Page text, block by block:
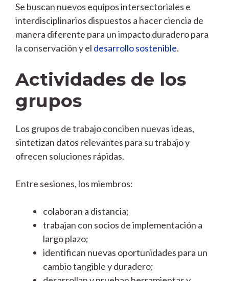
Se buscan nuevos equipos intersectoriales e
interdisciplinarios dispuestos a hacer ciencia de
manera diferente para un impacto duradero para
la conservación y el desarrollo sostenible.
Actividades de los
grupos
Los grupos de trabajo conciben nuevas ideas,
sintetizan datos relevantes para su trabajo y
ofrecen soluciones rápidas.
Entre sesiones, los miembros:
colaboran a distancia;
trabajan con socios de implementación a
largo plazo;
identifican nuevas oportunidades para un
cambio tangible y duradero;